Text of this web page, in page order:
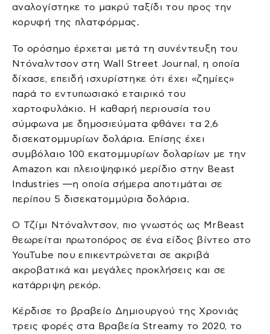
αναλογίστηκε το μακρύ ταξίδι του προς την
κορυφή της πλατφόρμας.
Το ορόσημο έρχεται μετά τη συνέντευξη του
Ντόναλντσον στη Wall Street Journal, η οποία
δίχασε, επειδή ισχυρίστηκε ότι έχει «ζημίες»
παρά το εντυπωσιακό εταιρικό του
χαρτοφυλάκιο. Η καθαρή περιουσία του
σύμφωνα με δημοσιεύματα φθάνει τα 2,6
δισεκατομμυρίων δολάρια. Επίσης έχει
συμβόλαιο 100 εκατομμυρίων δολαρίων με την
Amazon και πλειοψηφικό μερίδιο στην Beast
Industries —η οποία σήμερα αποτιμάται σε
περίπου 5 δισεκατομμύρια δολάρια.
Ο Τζίμι Ντόναλντσον, πιο γνωστός ως MrBeast
θεωρείται πρωτοπόρος σε ένα είδος βίντεο στο
YouTube που επικεντρώνεται σε ακριβά
ακροβατικά και μεγάλες προκλήσεις και σε
κατάρριψη ρεκόρ.
Κέρδισε το βραβείο Δημιουργού της Χρονιάς
τρεις φορές στα Βραβεία Streamy το 2020, το